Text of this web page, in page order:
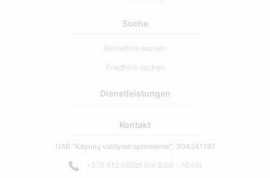
Suche
Bestattete suchen
Friedhöfe suchen
Dienstleistungen
Kontakt
UAB "Kapinių valdymo sprendimai", 304241197
+370 612 08926 (I-V 8:00 - 16:45)